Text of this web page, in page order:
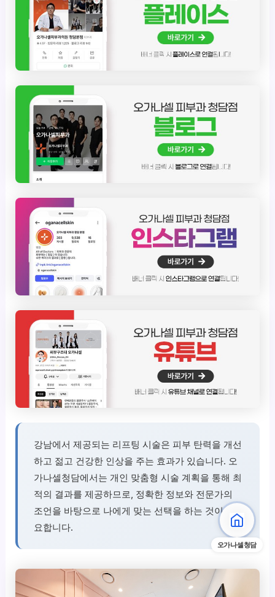
강남에서 제공되는 리프팅 시술은 피부 탄력을 개선
하고 젊고 건강한 인상을 주는 효과가 있습니다. 오
가나셀청담에서는 개인 맞춤형 시술 계획을 통해 최
적의 결과를 제공하므로, 정확한 정보와 전문가의
조언을 바탕으로 나에게 맞는 선택을 하는 것이 중
요합니다.
오가나셀청담